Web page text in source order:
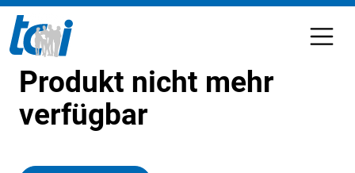
Produkt nicht mehr
verfügbar